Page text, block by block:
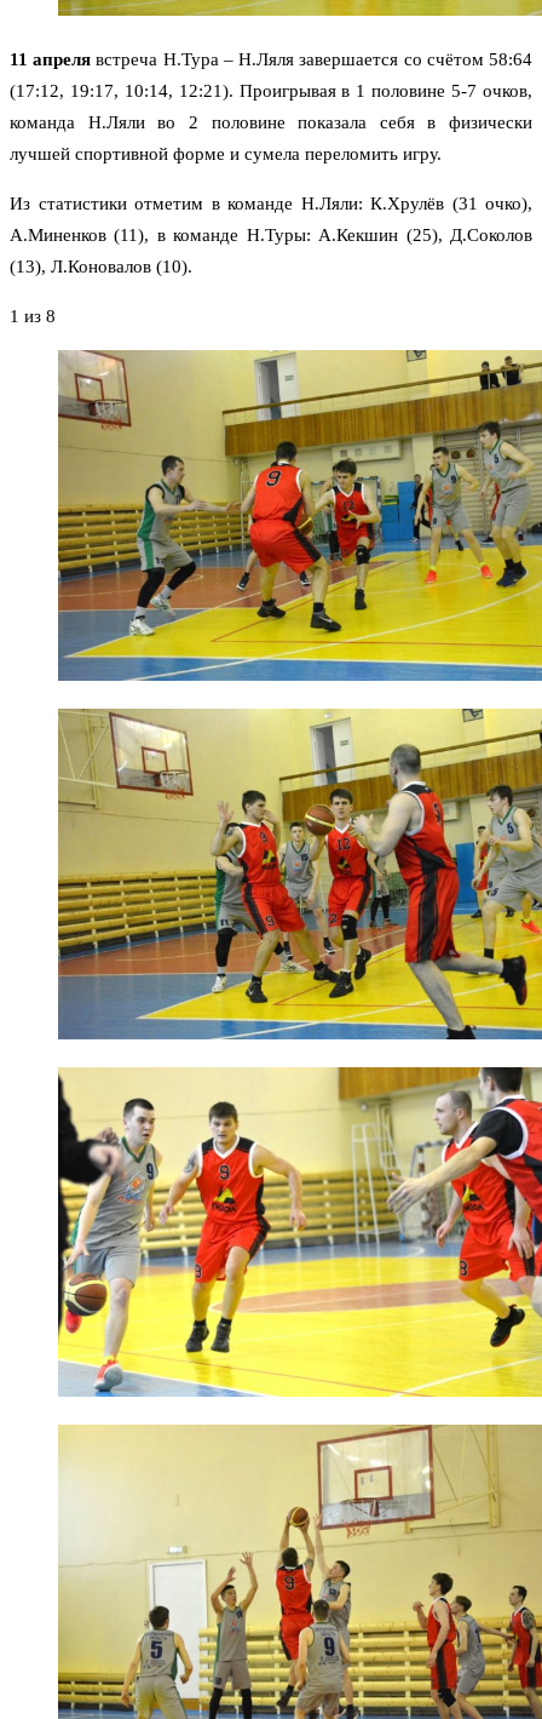
11 апреля встреча Н.Тура – Н.Ляля завершается со счётом 58:64
(17:12, 19:17, 10:14, 12:21). Проигрывая в 1 половине 5-7 очков,
команда Н.Ляли во 2 половине показала себя в физически
лучшей спортивной форме и сумела переломить игру.
Из статистики отметим в команде Н.Ляли: К.Хрулёв (31 очко),
А.Миненков (11), в команде Н.Туры: А.Кекшин (25), Д.Соколов
(13), Л.Коновалов (10).
1 из 8